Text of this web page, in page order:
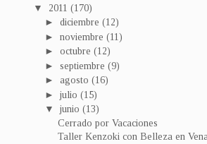
▼ 2011 (170)
►diciembre(12)
►noviembre(11)
►octubre(12)
►septiembre(9)
►agosto(16)
►julio(15)
▼junio(13)
Cerrado por Vacaciones
Taller Kenzoki con Belleza en